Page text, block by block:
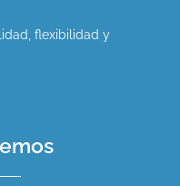
flexibilidad y